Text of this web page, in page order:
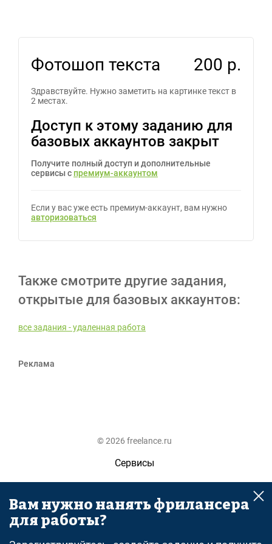
Фотошоп текста 200 р.
Здравствуйте. Нужно заметить на картинке текст в
2 местах.
Доступ к этому заданию для
базовых аккаунтов закрыт
Получите полный доступ и дополнительные
сервисы с премиум-аккаунтом
Если у вас уже есть премиум-аккаунт, вам нужно
авторизоваться
Также смотрите другие задания,
открытые для базовых аккаунтов:
все задания - удаленная работа
Реклама
© 2026 freelance.ru
Сервисы
Помощь
Поиск
Вам нужно нанять фрилансера
для работы?